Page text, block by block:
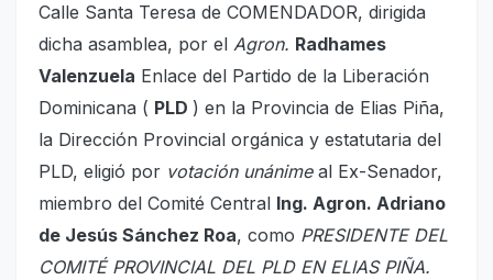
Calle Santa Teresa de COMENDADOR, dirigida
dicha asamblea, por el Agron. Radhames
Valenzuela Enlace del Partido de la Liberación
Dominicana ( PLD ) en la Provincia de Elias Piña,
la Dirección Provincial orgánica y estatutaria del
PLD, eligió por votación unánimeal Ex-Senador,
miembro del Comité Central Ing. Agron. Adriano
de Jesús Sánchez Roa, como PRESIDENTE DEL
COMITÉ PROVINCIAL DEL PLD EN ELIAS PIÑA.